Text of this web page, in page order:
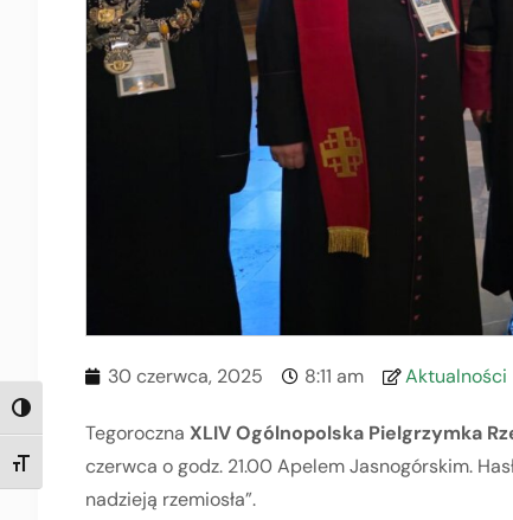
TOGGLE HIGH CONTRAST
TOGGLE FONT SIZE
30 czerwca, 2025 8:11 am Aktualności
Tegoroczna XLIV Ogólnopolska Pielgrzymka
czerwca o godz. 21.00 Apelem Jasnogórskim.
nadzieją rzemiosła”.